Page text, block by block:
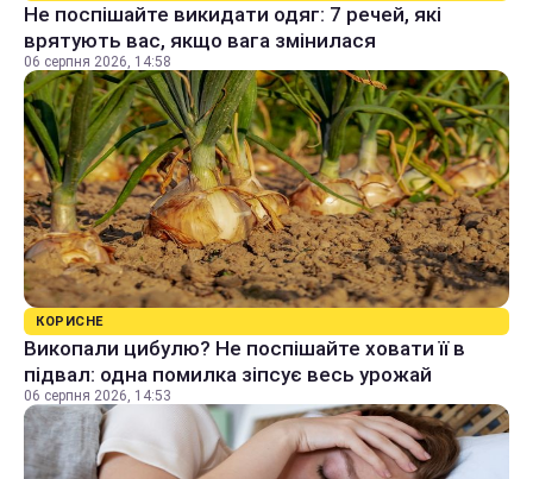
Не поспішайте викидати одяг: 7 речей, які
врятують вас, якщо вага змінилася
06 серпня 2026, 14:58
КОРИСНЕ
Викопали цибулю? Не поспішайте ховати її в
підвал: одна помилка зіпсує весь урожай
06 серпня 2026, 14:53